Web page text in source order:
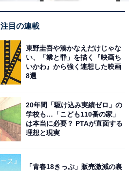
注目の連載
東野圭吾や湊かなえだけじゃな
い、「業と罪」を描く『映画ち
いかわ』から強く連想した映画
8選
20年間「駆け込み実績ゼロ」の
学校も…「こども110番の家」
は本当に必要？ PTAが直面する
理想と現実
「青春18きっぷ」販売激減の裏